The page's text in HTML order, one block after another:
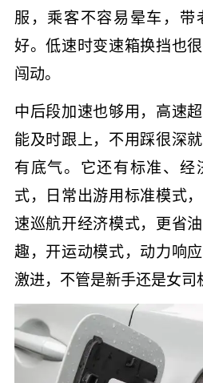
服，乘客不容易晕车，带
好。低速时变速箱换挡也
闯动。
中后段加速也够用，高速
能及时跟上，不用踩很深
有底气。它还有标准、经
式，日常出游用标准模式
速巡航开经济模式，更省
趣，开运动模式，动力响
激进，不管是新手还是女司